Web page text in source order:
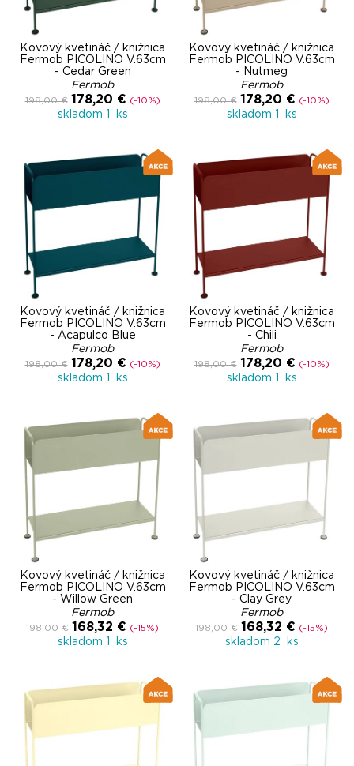
Kovový kvetináč / knižnica
Fermob PICOLINO V.63cm
- Cedar Green
Fermob
198,00 € 178,20 € (-10%)
skladom 1 ks
Kovový kvetináč / knižnica
Fermob PICOLINO V.63cm
- Nutmeg
Fermob
198,00 € 178,20 € (-10%)
skladom 1 ks
Kovový kvetináč / knižnica
Fermob PICOLINO V.63cm
- Acapulco Blue
Fermob
198,00 € 178,20 € (-10%)
skladom 1 ks
Kovový kvetináč / knižnica
Fermob PICOLINO V.63cm
- Chili
Fermob
198,00 € 178,20 € (-10%)
skladom 1 ks
Kovový kvetináč / knižnica
Fermob PICOLINO V.63cm
- Willow Green
Fermob
198,00 € 168,32 € (-15%)
skladom 1 ks
Kovový kvetináč / knižnica
Fermob PICOLINO V.63cm
- Clay Grey
Fermob
198,00 € 168,32 € (-15%)
skladom 2 ks